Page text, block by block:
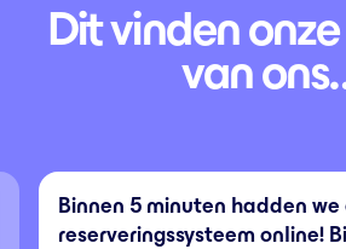
Dit vinden
van
Binnen 5 minuten hadden we
reserveringssysteem online!